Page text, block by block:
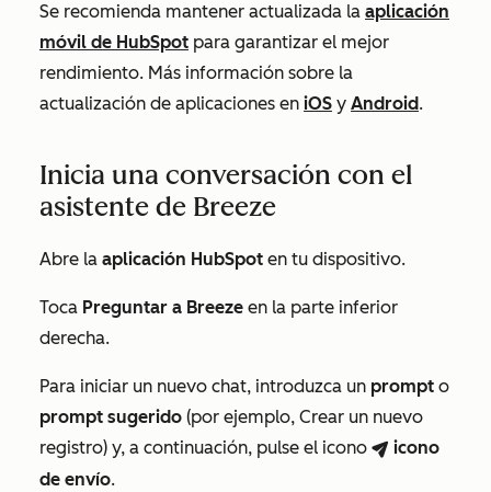
Se recomienda mantener actualizada la aplicación
móvil de HubSpot para garantizar el mejor
rendimiento. Más información sobre la
actualización de aplicaciones en iOS y Android.
Inicia una conversación con el
asistente de Breeze
Abre la aplicación HubSpot en tu dispositivo.
Toca Preguntar a Breeze en la parte inferior
derecha.
Para iniciar un nuevo chat, introduzca un prompt o
prompt sugerido (por ejemplo, Crear un nuevo
registro) y, a continuación, pulse el icono breezeSendIcon icono
de envío.